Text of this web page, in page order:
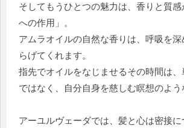
そしてもうひとつの魅力は、香りと質
への作用」。
アムラオイルの自然な香りは、呼吸を
らげてくれます。
指先でオイルをなじませるその時間は
ではなく、自分自身を慈しむ瞑想のよう
アーユルヴェーダでは、髪と心は密接に